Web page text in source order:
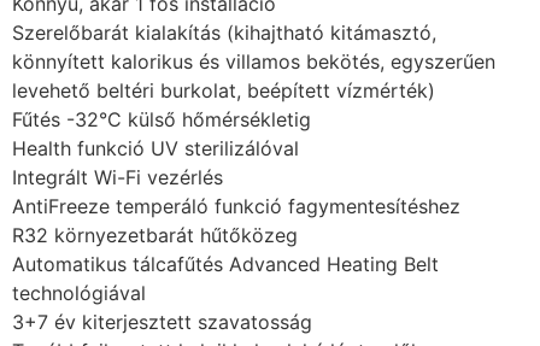
Szerelőbarát kialakítás (kihajtható kitámasztó,
könnyített kalorikus és villamos bekötés, egyszerűen
levehető beltéri burkolat, beépített vízmérték)
Fűtés -32°C külső hőmérsékletig
Health funkció UV sterilizálóval
Integrált Wi-Fi vezérlés
AntiFreeze temperáló funkció fagymentesítéshez
R32 környezetbarát hűtőközeg
Automatikus tálcafűtés Advanced Heating Belt
technológiával
3+7 év kiterjesztett szavatosság